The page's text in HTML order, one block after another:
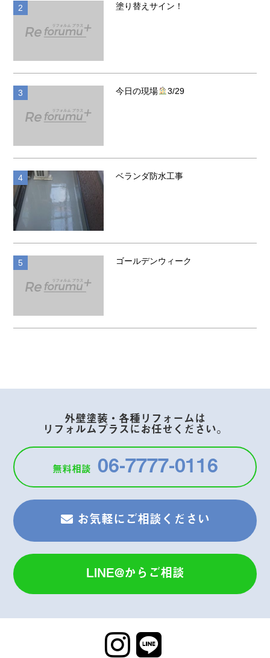
塗り替えサイン！
今日の現場 3/29
ベランダ防水工事
ゴールデンウィーク
外壁塗装・各種リフォームは
リフォルムプラスにお任せください。
無料相談 06-7777-0116
お気軽にご相談ください
LINE@からご相談